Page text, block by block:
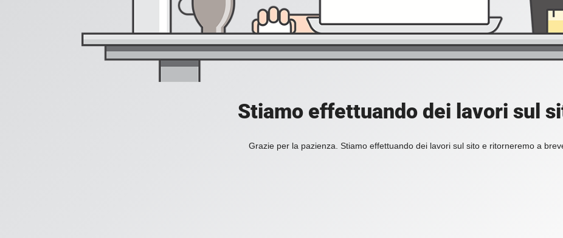
Stiamo effettuando dei lavori sul
Grazie per la pazienza. Stiamo effettuando dei lavori sul sito e ritorneremo a